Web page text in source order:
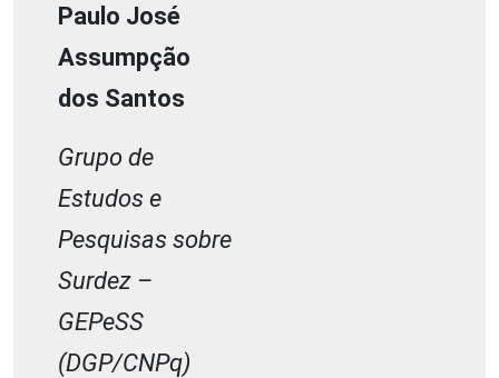
Paulo José
Assumpção
dos Santos
Grupo de
Estudos e
Pesquisas sobre
Surdez –
GEPeSS
(DGP/CNPq)